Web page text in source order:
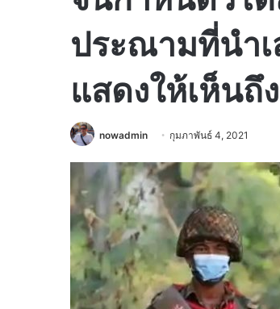
ประณามที่นำ
แสดงให้เห็นถึ
nowadmin กุมภาพันธ์ 4, 2021